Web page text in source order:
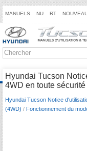
MANUELS NU RT
Hyundai Tucson
4WD en toute sécurité
Hyundai Tucson Notice
(4WD) / Fonctionnement du